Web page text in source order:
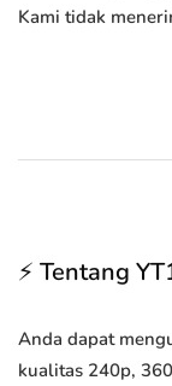
Kami tidak
⚡ Tentang
Anda dapat
kualitas 240p,